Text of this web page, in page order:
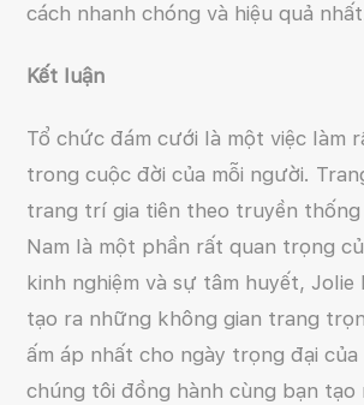
cách nhanh chóng và hiệu quả
Kết luận
Tổ chức đám cưới là một việc làm
trong cuộc đời của mỗi người.
trang trí gia tiên theo truyền thống
Nam là một phần rất quan trọng
kinh nghiệm và sự tâm huyết, Jolie
tạo ra những không gian trang
ấm áp nhất cho ngày trọng đại
chúng tôi đồng hành cùng bạn tạo